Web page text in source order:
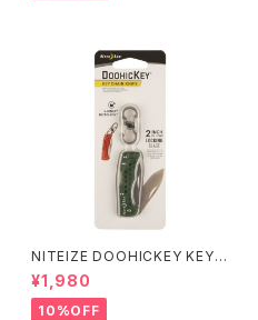
NITEIZE DOOHICKEY KEY
CHAIN KNIFE / グリーン
¥1,980
10%OFF